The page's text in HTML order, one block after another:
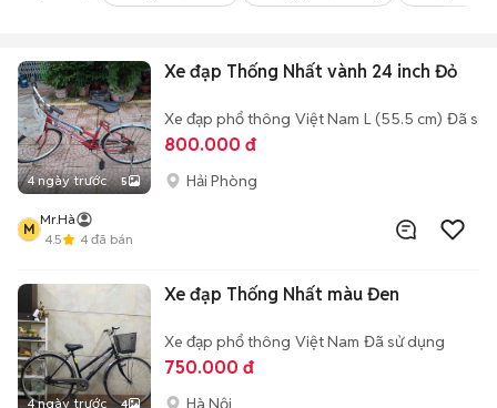
4 ngày trước 5
Xe đạp Thống Nhất vành 24 inch Đỏ
Xe đạp phổ thông Việt Nam L (55.5 cm) Đã sử
800.000 đ
Hải Phòng
M
Mr.Hà
4.5
4 đã bán
4 ngày trước 4
Xe đạp Thống Nhất màu Đen
Xe đạp phổ thông Việt Nam Đã sử dụng
750.000 đ
Hà Nội